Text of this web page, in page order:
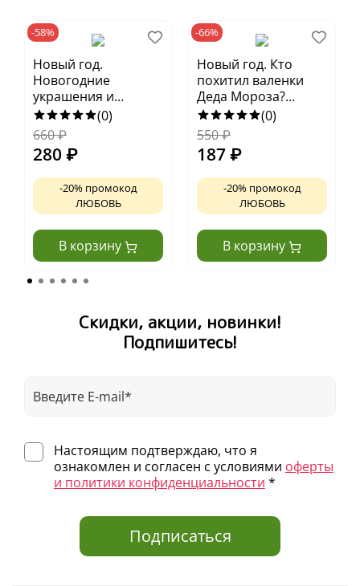
-58%
Новый год.
Новогодние
украшения и
поделки из бумаги.
200 заготовок
(0)
660₽
280 ₽
-20% промокод
ЛЮБОВЬ
В корзину
-66%
Новый год. Кто
похитил валенки
Деда Мороза?
Новогодний квест
(0)
550₽
187 ₽
-20% промокод
ЛЮБОВЬ
В корзину
Скидки, акции, новинки!
Подпишитесь!
Настоящим подтверждаю, что я
ознакомлен и согласен с условиями оферты
и политики конфиденциальности *
Подписаться